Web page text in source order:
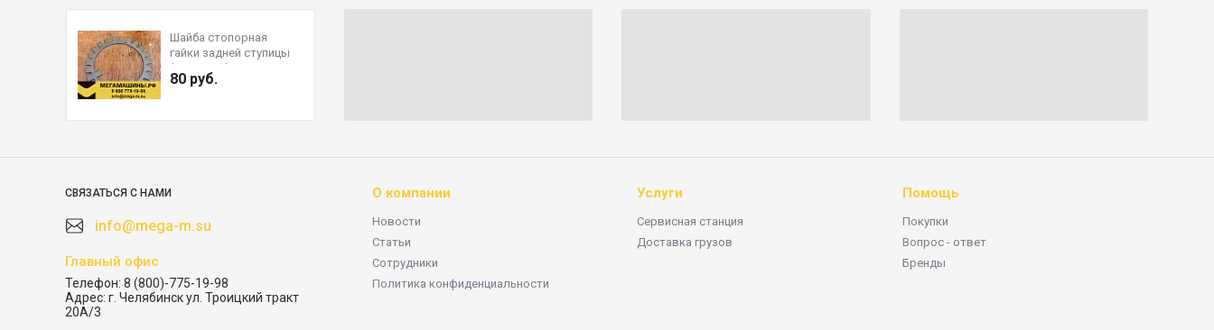
Шайба стопорная
гайки задней ступицы
(ромашка)
80 руб.
СВЯЗАТЬСЯ С НАМИ
info@mega-m.su
Главный офис
Телефон: 8 (800)-775-19-98
Адрес: г. Челябинск ул. Троицкий тракт
20А/3
О компании
Новости
Статьи
Сотрудники
Политика конфиденциальности
Услуги
Сервисная станция
Доставка грузов
Помощь
Покупки
Вопрос - ответ
Бренды